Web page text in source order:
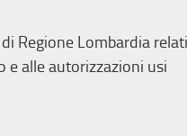
Regione Lombardia
e alle autorizzazioni usi